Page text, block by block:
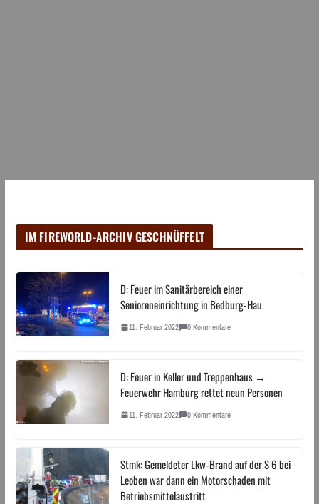
IM FIREWORLD-ARCHIV GESCHNÜFFELT
D: Feuer im Sanitärbereich einer
Senioreneinrichtung in Bedburg-Hau
11. Februar 2022 0 Kommentare
D: Feuer in Keller und Treppenhaus →
Feuerwehr Hamburg rettet neun Personen
11. Februar 2022 0 Kommentare
Stmk: Gemeldeter Lkw-Brand auf der S 6 bei
Leoben war dann ein Motorschaden mit
Betriebsmittelaustritt